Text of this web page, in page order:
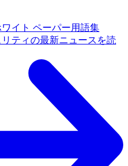
ワイト ペーパー用語集
ティの最新ニュースを読